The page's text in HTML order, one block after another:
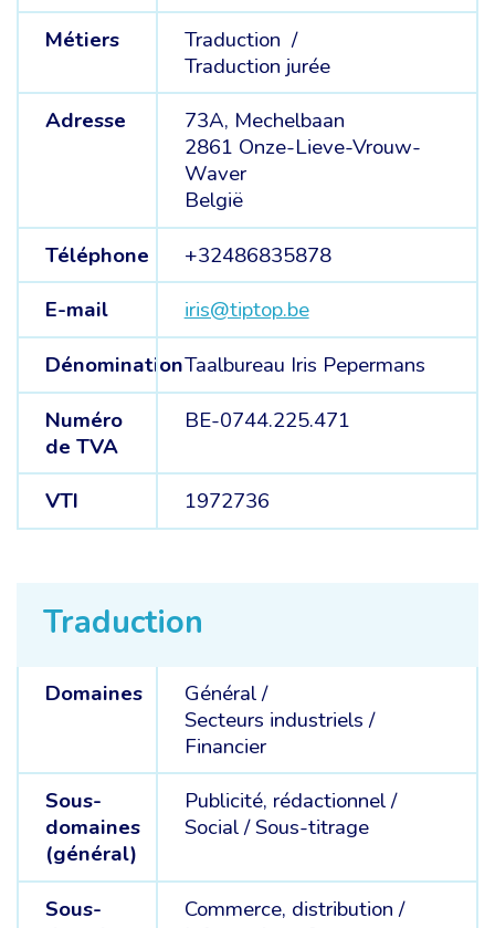
Métiers
Traduction /
Traduction jurée
Adresse
73A, Mechelbaan
2861 Onze-Lieve-Vrouw-
Waver
België
Téléphone
+32486835878
E-mail
iris@tiptop.be
DénominationTaalbureau Iris Pepermans
Numéro
de TVA
BE-0744.225.471
VTI 1972736
Traduction
Domaines
Général /
Secteurs industriels /
Financier
Sous-
domaines
(général)
Publicité, rédactionnel /
Social /Sous-titrage
Sous-
Commerce, distribution /